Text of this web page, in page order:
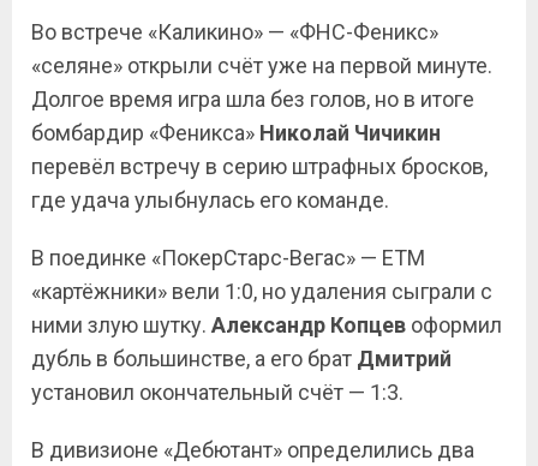
Во встрече «Каликино» — «ФНС-Феникс»
«селяне» открыли счёт уже на первой минуте.
Долгое время игра шла без голов, но в итоге
бомбардир «Феникса» Николай Чичикин
перевёл встречу в серию штрафных бросков,
где удача улыбнулась его команде.
В поединке «ПокерСтарс-Вегас» — ЕТМ
«картёжники» вели 1:0, но удаления сыграли с
ними злую шутку. Александр Копцев оформил
дубль в большинстве, а его брат Дмитрий
установил окончательный счёт — 1:3.
В дивизионе «Дебютант» определились два